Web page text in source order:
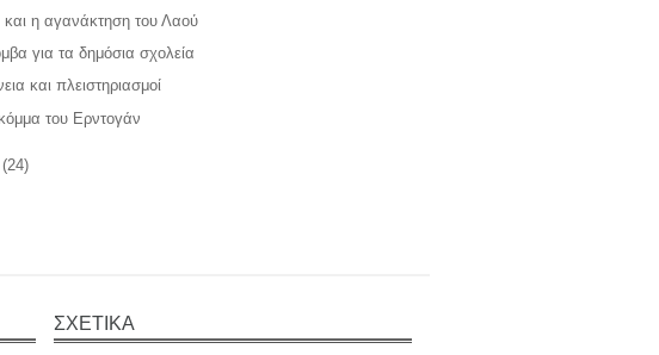
και η αγανάκτηση του Λαού
για τα δημόσια σχολεία
και πλειστηριασμοί
του Ερντογάν
(24)
ΣΧΕΤΙΚΑ